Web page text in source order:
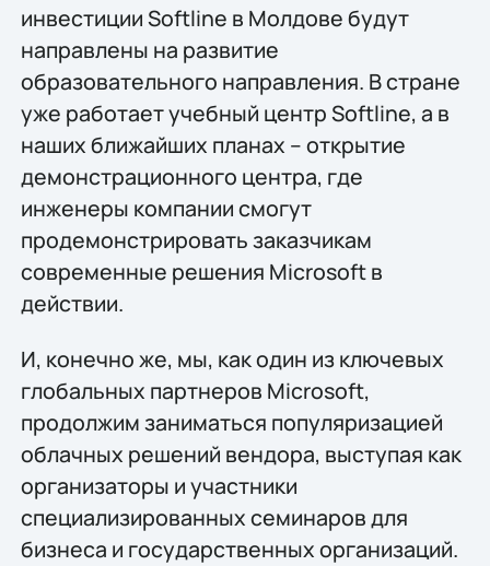
инвестиции Softline в Молдове будут
направлены на развитие
образовательного направления. В стране
уже работает учебный центр Softline, а в
наших ближайших планах – открытие
демонстрационного центра, где
инженеры компании смогут
продемонстрировать заказчикам
современные решения Microsoft в
действии.
И, конечно же, мы, как один из ключевых
глобальных партнеров Microsoft,
продолжим заниматься популяризацией
облачных решений вендора, выступая как
организаторы и участники
специализированных семинаров для
бизнеса и государственных организаций.